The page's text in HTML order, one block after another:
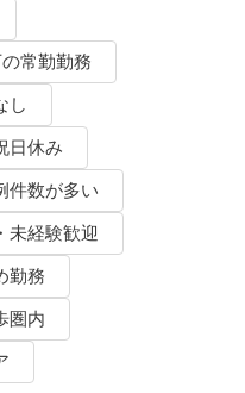
常勤勤務
し
日休み
件数が多い
未経験歓迎
勤務
圏内